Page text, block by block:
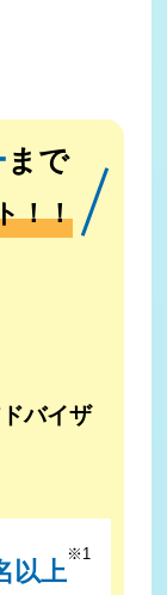
まで
！！
バイザ
以上
※1